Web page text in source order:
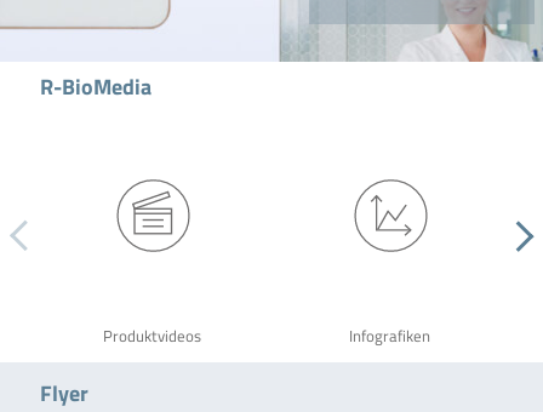
R-BioMedia
Produktvideos Infografiken
Flyer